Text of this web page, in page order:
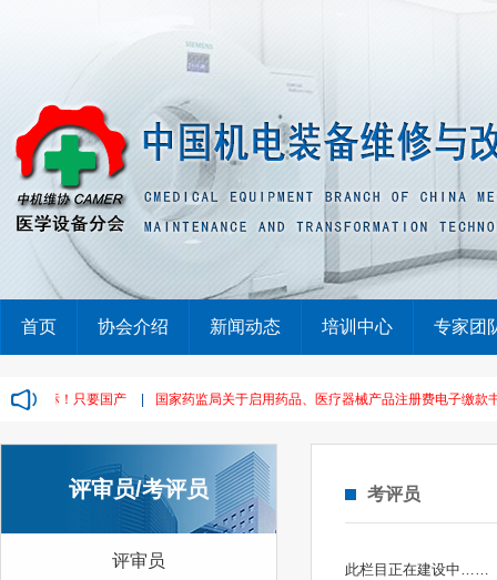
首页 协会介绍 新闻动态 培训中心 专家团
废标！只要国产 | 国家药监局关于启用药品、医疗器械产品注册费电子缴款书
评审员/考评员
评审员
考评员
此栏目正在建设中……